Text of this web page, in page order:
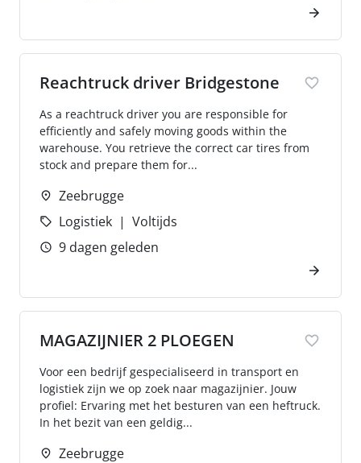
Reachtruck driver Bridgestone
As a reachtruck driver you are responsible for
efficiently and safely moving goods within the
warehouse. You retrieve the correct car tires from
stock and prepare them for...
Zeebrugge
Logistiek
Voltijds
9 dagen geleden
MAGAZIJNIER 2 PLOEGEN
Voor een bedrijf gespecialiseerd in transport en
logistiek zijn we op zoek naar magazijnier. Jouw
profiel: Ervaring met het besturen van een heftruck.
In het bezit van een geldig...
Zeebrugge